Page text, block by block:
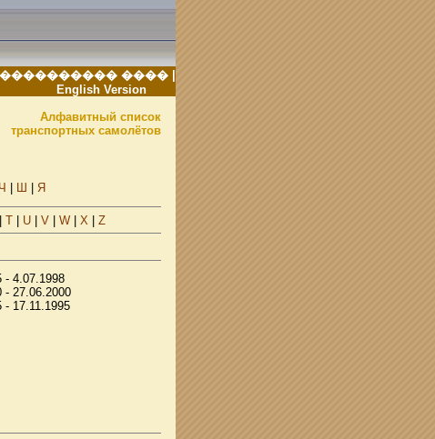
����
English Version
Алфавитный список
транспортных самолётов
Ч Ш Я
| T | U | V | W | X | Z
- 4.07.1998
- 27.06.2000
- 17.11.1995